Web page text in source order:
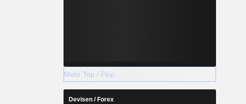
Mehr Top / Flop
Devisen / Forex